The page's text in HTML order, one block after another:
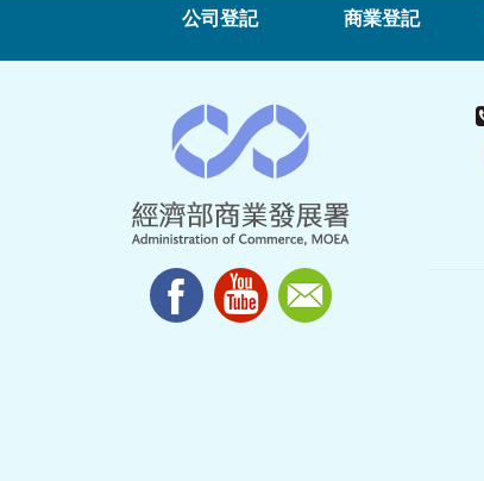
公司登記 商業登記